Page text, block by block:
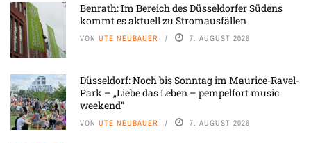
Benrath: Im Bereich des Düsseldorfer Südens
kommt es aktuell zu Stromausfällen
VON UTE NEUBAUER 7. AUGUST 2026
Düsseldorf: Noch bis Sonntag im Maurice-Ravel-
Park – „Liebe das Leben – pempelfort music
weekend“
VON UTE NEUBAUER 7. AUGUST 2026